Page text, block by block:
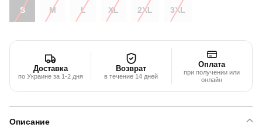
S M L XL 2XL 3XL
Доставка
по Украине за 1-2 дня
Возврат
в течение 14 дней
Оплата
при получении или
онлайн
Описание